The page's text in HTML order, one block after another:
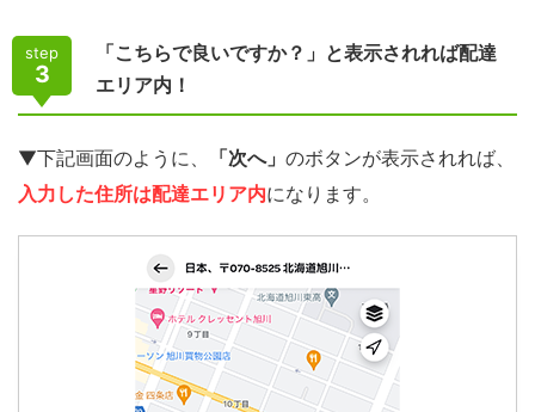
step
3
「こちらで良いですか？」と表示されれば配達
エリア内！
▼下記画面のように、 「次へ」 のボタンが表示されれば、
入力した住所は配達エリア内になります。